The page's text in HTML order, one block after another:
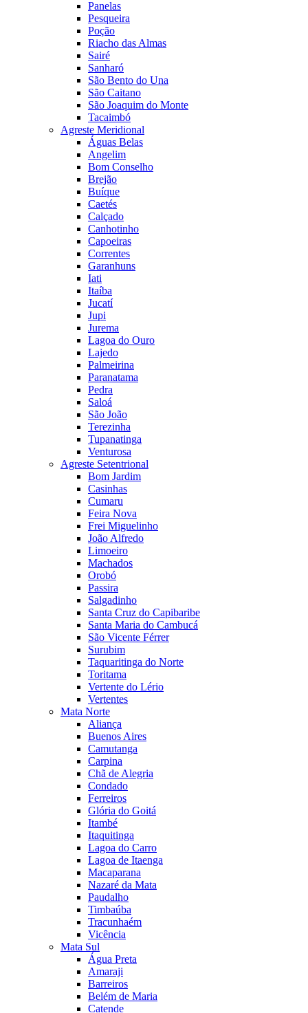
Panelas
Pesqueira
Poção
Riacho das Almas
Sairé
Sanharó
São Bento do Una
São Caitano
São Joaquim do Monte
Tacaimbó
Agreste Meridional
Águas Belas
Angelim
Bom Conselho
Brejão
Buíque
Caetés
Calçado
Canhotinho
Capoeiras
Correntes
Garanhuns
Iati
Itaíba
Jucatí
Jupi
Jurema
Lagoa do Ouro
Lajedo
Palmeirina
Paranatama
Pedra
Saloá
São João
Terezinha
Tupanatinga
Venturosa
Agreste Setentrional
Bom Jardim
Casinhas
Cumaru
Feira Nova
Frei Miguelinho
João Alfredo
Limoeiro
Machados
Orobó
Passira
Salgadinho
Santa Cruz do Capibaribe
Santa Maria do Cambucá
São Vicente Férrer
Surubim
Taquaritinga do Norte
Toritama
Vertente do Lério
Vertentes
Mata Norte
Aliança
Buenos Aires
Camutanga
Carpina
Chã de Alegria
Condado
Ferreiros
Glória do Goitá
Itambé
Itaquitinga
Lagoa do Carro
Lagoa de Itaenga
Macaparana
Nazaré da Mata
Paudalho
Timbaúba
Tracunhaém
Vicência
Mata Sul
Água Preta
Amaraji
Barreiros
Belém de Maria
Catende